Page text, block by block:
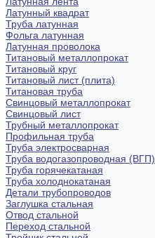
Латунный квадрат
Труба латунная
Фольга латунная
Латунная проволока
Титановый металлопрокат
Титановый круг
Титановый лист (плита)
Титановая труба
Свинцовый металлопрокат
Свинцовый лист
Трубный металлопрокат
Профильная труба
Труба электросварная
Труба водогазопроводная (ВГП)
Труба горячекатаная
Труба холоднокатаная
Детали трубопроводов
Заглушка стальная
Отвод стальной
Переход стальной